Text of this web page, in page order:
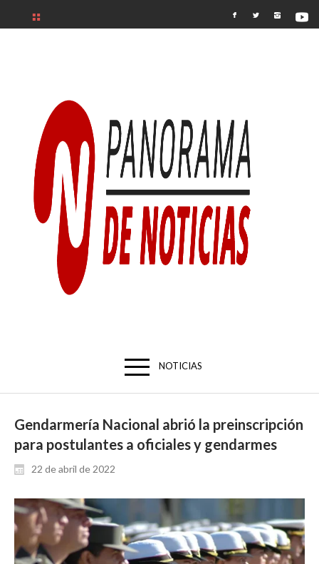
NOTICIAS
Gendarmería Nacional abrió la preinscripción
para postulantes a oficiales y gendarmes
22 de abril de 2022